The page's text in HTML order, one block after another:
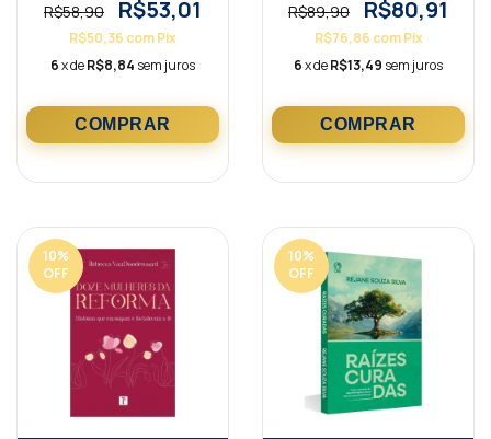
R$58,90 R$53,01
R$50,36 comPix
6x deR$8,84 sem juros
R$89,90 R$80,91
R$76,86 com Pix
6x deR$13,49 sem juros
10%
OFF
10%
OFF